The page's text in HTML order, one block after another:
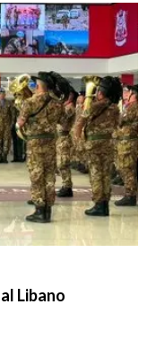
Libano